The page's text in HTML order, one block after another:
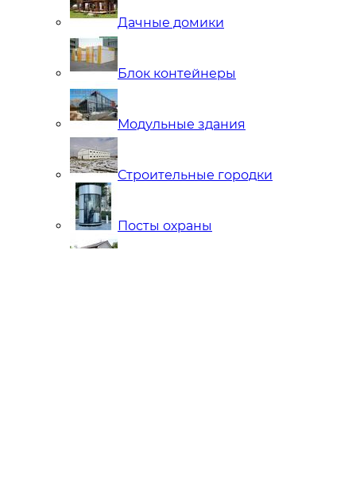
Дачные домики
Блок контейнеры
Модульные здания
Строительные городки
Посты охраны